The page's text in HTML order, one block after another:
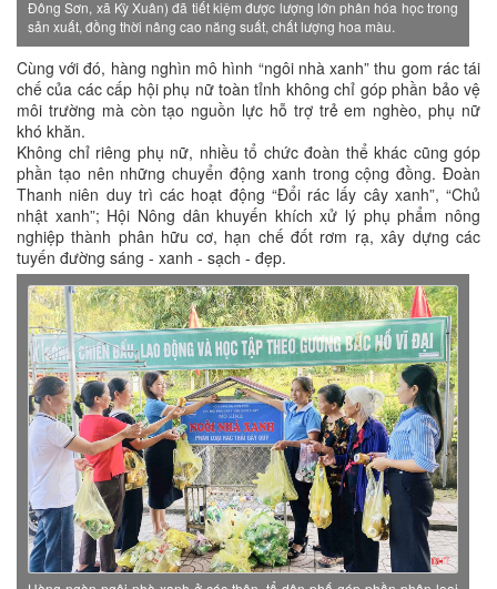
Đông Sơn, xã Kỳ Xuân) đã tiết kiệm được lượng lớn phân hóa học trong
sản xuất, đồng thời nâng cao năng suất, chất lượng hoa màu.
Cùng với đó, hàng nghìn mô hình “ngôi nhà xanh” thu gom rác tái
chế của các cấp hội phụ nữ toàn tỉnh không chỉ góp phần bảo vệ
môi trường mà còn tạo nguồn lực hỗ trợ trẻ em nghèo, phụ nữ
khó khăn.
Không chỉ riêng phụ nữ, nhiều tổ chức đoàn thể khác cũng góp
phần tạo nên những chuyển động xanh trong cộng đồng. Đoàn
Thanh niên duy trì các hoạt động “Đổi rác lấy cây xanh”, “Chủ
nhật xanh”; Hội Nông dân khuyến khích xử lý phụ phẩm nông
nghiệp thành phân hữu cơ, hạn chế đốt rơm rạ, xây dựng các
tuyến đường sáng - xanh - sạch - đẹp.